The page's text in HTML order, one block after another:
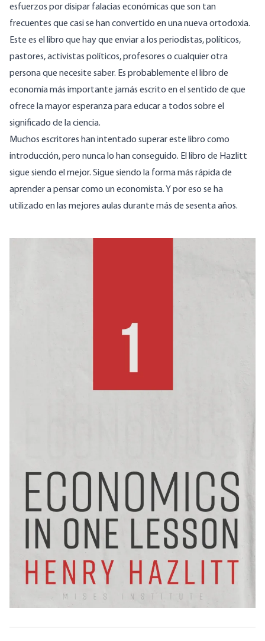
esfuerzos por disipar falacias económicas que son tan
frecuentes que casi se han convertido en una nueva ortodoxia.
Este es el libro que hay que enviar a los periodistas, políticos,
pastores, activistas políticos, profesores o cualquier otra
persona que necesite saber. Es probablemente el libro de
economía más importante jamás escrito en el sentido de que
ofrece la mayor esperanza para educar a todos sobre el
significado de la ciencia.
Muchos escritores han intentado superar este libro como
introducción, pero nunca lo han conseguido. El libro de Hazlitt
sigue siendo el mejor. Sigue siendo la forma más rápida de
aprender a pensar como un economista. Y por eso se ha
utilizado en las mejores aulas durante más de sesenta años.